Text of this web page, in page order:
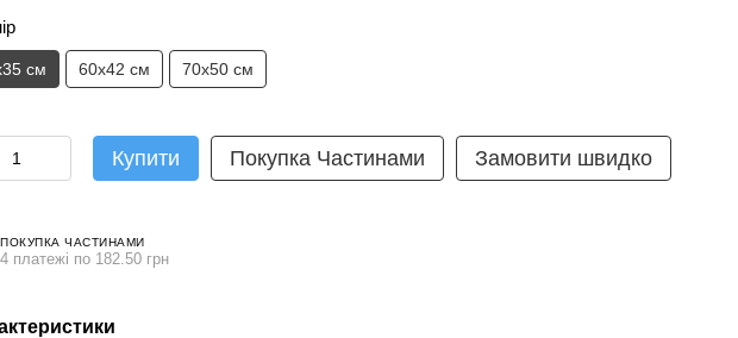
см 60х42 см 70х50 см
Купити Покупка Частинами Замовити швидко
ПОКУПКА ЧАСТИНАМИ
4 платежі по 182.50 грн